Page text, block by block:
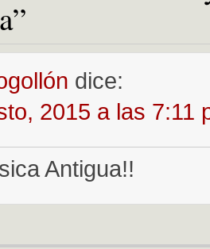
dice:
2015 a las 7:11
Antigua!!